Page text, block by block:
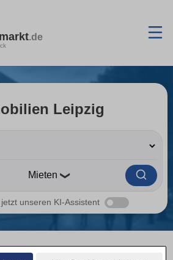
.de
Leipzig
❯
unseren KI-Assistent